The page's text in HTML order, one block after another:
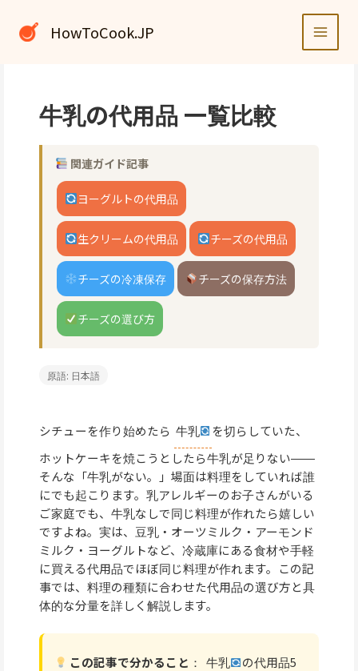
HowToCook.JP
牛乳の代用品 一覧比較
関連ガイド記事
ヨーグルトの代用品
生クリームの代用品 チーズの代用品
チーズの冷凍保存 チーズの保存方法
チーズの選び方
原語: 日本語
シチューを作り始めたら 牛乳
を切らしていた、
ホットケーキを焼こうとしたら牛乳が足りない――
そんな「牛乳がない。」場面は料理をしていれば誰
にでも起こります。乳アレルギーのお子さんがいる
ご家庭でも、牛乳なしで同じ料理が作れたら嬉しい
ですよね。実は、豆乳・オーツミルク・アーモンド
ミルク・ヨーグルトなど、冷蔵庫にある食材や手軽
に買える代用品でほぼ同じ料理が作れます。この記
事では、料理の種類に合わせた代用品の選び方と具
体的な分量を詳しく解説します。
この記事で分かること ： 牛乳
の代用品5